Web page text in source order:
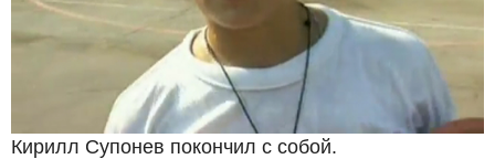
Кирилл Супонев покончил с собой.